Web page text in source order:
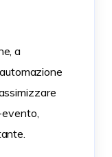
a
evento,